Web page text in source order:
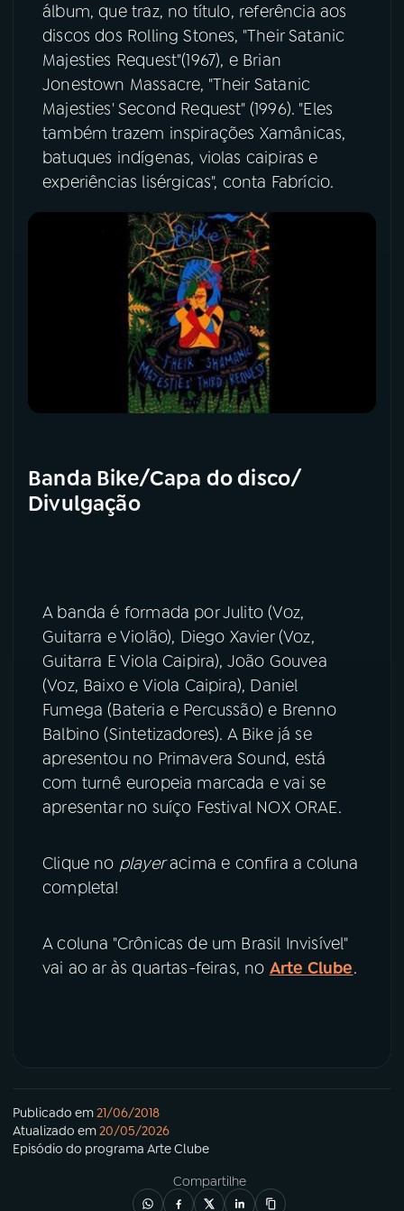
ACOMPANHE A RÁDIO MEC
YouTube Facebook
X
TikTok
álbum, que traz, no título, referência aos
discos dos Rolling Stones, "Their Satanic
Majesties Request"(1967), e Brian
Jonestown Massacre, "Their Satanic
Majesties' Second Request" (1996). "Eles
também trazem inspirações Xamânicas,
batuques indígenas, violas caipiras e
experiências lisérgicas", conta Fabrício.
Banda Bike/Capa do disco/
Divulgação
A banda é formada por Julito (Voz,
Guitarra e Violão), Diego Xavier (Voz,
Guitarra E Viola Caipira), João Gouvea
(Voz, Baixo e Viola Caipira), Daniel
Fumega (Bateria e Percussão) e Brenno
Balbino (Sintetizadores). A Bike já se
apresentou no Primavera Sound, está
com turnê europeia marcada e vai se
apresentar no suíço Festival NOX ORAE.
Clique no playeracima e confira a coluna
completa!
A coluna "Crônicas de um Brasil Invisível"
vai ao ar às quartas-feiras, no Arte Clube.
Publicado em21/06/2018
Atualizado em20/05/2026
Episódio do programa Arte Clube
Compartilhe